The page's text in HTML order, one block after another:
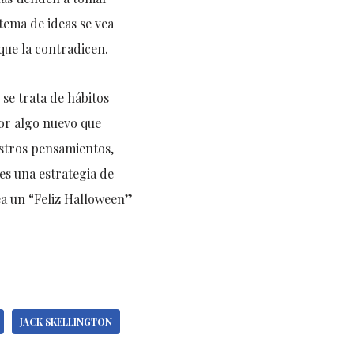
de ideas se vea
la contradicen.
trata de hábitos
algo nuevo que
pensamientos,
una estrategia de
un “Feliz Halloween”
JACK SKELLINGTON